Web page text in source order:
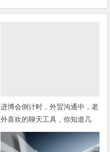
进博会倒计时，外贸沟通中，老
外喜欢的聊天工具，你知道几
种？